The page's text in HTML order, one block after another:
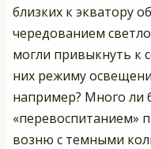
близких к экватору
чередованием
могли привыкнуть к
них режиму
например? Много ли
«перевоспитанием»
возню с темными